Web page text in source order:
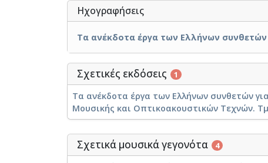
Ηχογραφήσεις
Τα ανέκδοτα έργα των Ελλήνων συνθετών
Σχετικές εκδόσεις 1
Τα ανέκδοτα έργα των Ελλήνων συνθετών
Μουσικής και Οπτικοακουστικών Τεχνών.
Σχετικά μουσικά γεγονότα 4